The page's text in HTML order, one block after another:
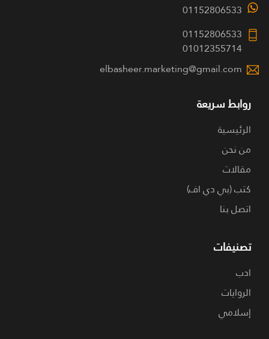
01152806533
01152806533
01012355714
elbasheer.marketing@gmail.com
روابط سريعة
الرئيسية
من نحن
مقالات
كتب (بي دي اف)
اتصل بنا
تصنيفات
ادب
الروايات
إسلامي